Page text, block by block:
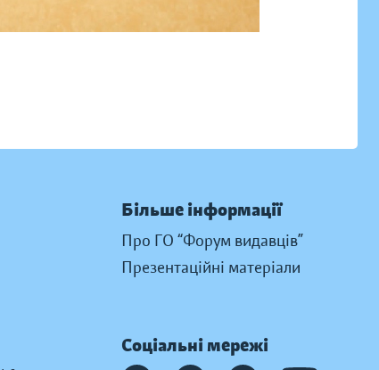
Більше інформації
Про ГО “Форум видавців”
Презентаційні матеріали
Соціальні мережі